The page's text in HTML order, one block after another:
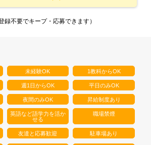
録不要でキープ・応募できます）
未経験OK 1教科からOK
週1日からOK 平日のみOK
夜間のみOK 昇給制度あり
英語など語学力を活か
せる
職場禁煙
友達と応募歓迎 駐車場あり